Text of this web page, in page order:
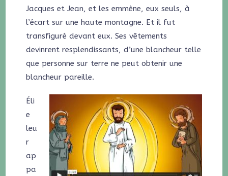
Jacques et Jean, et les emmène, eux seuls, à
l’écart sur une haute montagne. Et il fut
transfiguré devant eux. Ses vêtements
devinrent resplendissants, d’une blancheur telle
que personne sur terre ne peut obtenir une
blancheur pareille.
Éli
e
leu
r
ap
pa